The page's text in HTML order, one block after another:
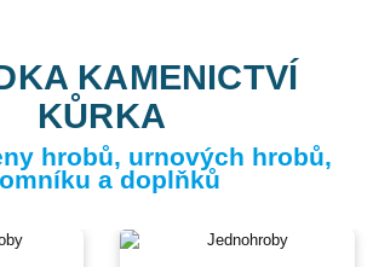
KAMENICTVÍ
KŮRKA
hrobů, urnových hrobů,
a doplňků